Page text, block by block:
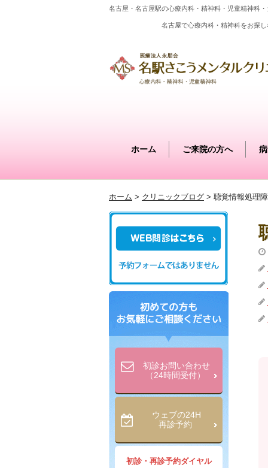
名古屋・名古屋駅の心療内科・精神科・児童精神科
名古屋で心療内科・精神科をお探
ホーム ご来院の方へ
ホーム > クリニックブログ > 聴覚情報処理
初診お問い合わせ
（24時間受付）
ウェブの24H
再診予約
初診・再診予約ダイヤル